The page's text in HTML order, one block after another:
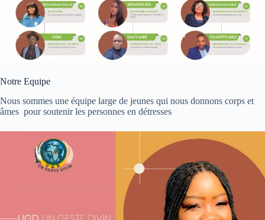
Notre Equipe
Nous sommes une équipe large de jeunes qui nous donnons corps et
âmes pour soutenir les personnes en détresses